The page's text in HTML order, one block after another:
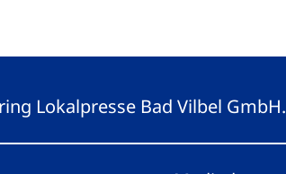
Lokalpresse Bad Vilbel GmbH.